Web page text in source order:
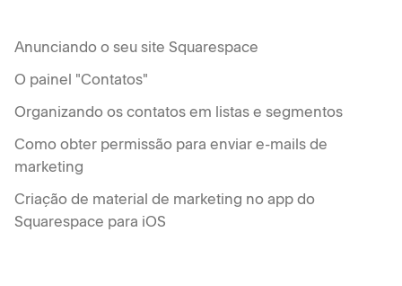
Anunciando o seu site Squarespace
O painel "Contatos"
Organizando os contatos em listas e segmentos
Como obter permissão para enviar e-mails de
marketing
Criação de material de marketing no app do
Squarespace para iOS